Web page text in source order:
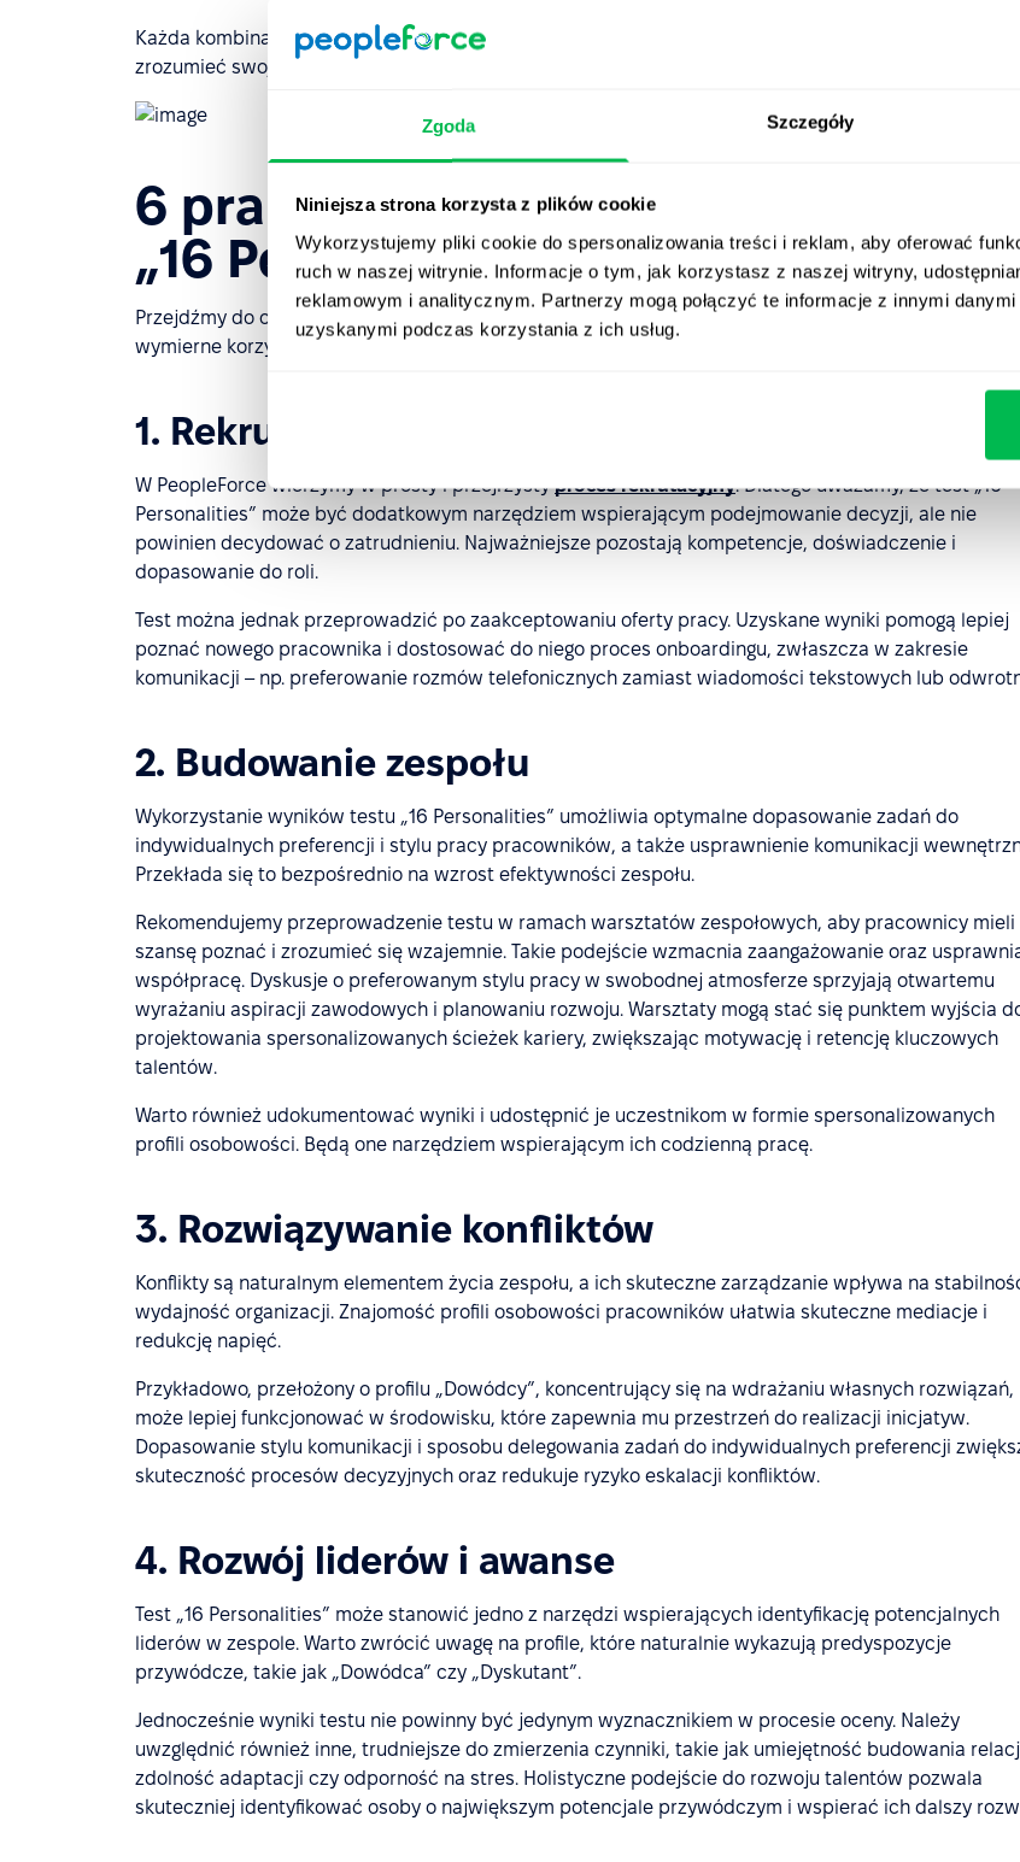
Zgoda Szczegóły
Niniejsza strona korzysta z plików cookie
Wykorzystujemy pliki cookie do spersonalizowania treści i reklam, aby oferować
ruch w naszej witrynie. Informacje o tym, jak korzystasz z naszej witryny,
reklamowym i analitycznym. Partnerzy mogą połączyć te informacje z innymi
uzyskanymi podczas korzystania z ich usług.
Każda kombinacja tych liter tworzy jeden z
zrozumieć swoje preferencje i sposób funkcjonowania.
6 praktycznych zastosowań testu
„16 Personalities” w HR
Przejdźmy do omówienia konkretnych obszarów, w których test „16 Personalities” może przynieść
wymierne korzyści działowi HR.
1. Rekrutacja
W PeopleForce wierzymy w prosty i przejrzystyproces rekrutacyjny. Dlatego uważamy, że test „16
Personalities” może być dodatkowym narzędziem wspierającym podejmowanie decyzji, ale nie
powinien decydować o zatrudnieniu. Najważniejsze pozostają kompetencje, doświadczenie i
dopasowanie do roli.
Test można jednak przeprowadzić po zaakceptowaniu oferty pracy. Uzyskane wyniki pomogą lepiej
poznać nowego pracownika i dostosować do niego proces onboardingu, zwłaszcza w zakresie
komunikacji – np. preferowanie rozmów telefonicznych zamiast wiadomości tekstowych lub
2. Budowanie zespołu
Wykorzystanie wyników testu „16 Personalities” umożliwia optymalne dopasowanie zadań do
indywidualnych preferencji i stylu pracy pracowników, a także usprawnienie komunikacji
Przekłada się to bezpośrednio na wzrost efektywności zespołu.
Rekomendujemy przeprowadzenie testu w ramach warsztatów zespołowych, aby pracownicy mieli
szansę poznać i zrozumieć się wzajemnie. Takie podejście wzmacnia zaangażowanie oraz
współpracę. Dyskusje o preferowanym stylu pracy w swobodnej atmosferze sprzyjają otwartemu
wyrażaniu aspiracji zawodowych i planowaniu rozwoju. Warsztaty mogą stać się punktem wyjścia
projektowania spersonalizowanych ścieżek kariery, zwiększając motywację i retencję kluczowych
talentów.
Warto również udokumentować wyniki i udostępnić je uczestnikom w formie spersonalizowanych
profili osobowości. Będą one narzędziem wspierającym ich codzienną pracę.
3. Rozwiązywanie konfliktów
Konflikty są naturalnym elementem życia zespołu, a ich skuteczne zarządzanie wpływa na
wydajność organizacji. Znajomość profili osobowości pracowników ułatwia skuteczne mediacje i
redukcję napięć.
Przykładowo, przełożony o profilu „Dowódcy”, koncentrujący się na wdrażaniu własnych rozwiązań,
może lepiej funkcjonować w środowisku, które zapewnia mu przestrzeń do realizacji inicjatyw.
Dopasowanie stylu komunikacji i sposobu delegowania zadań do indywidualnych preferencji
skuteczność procesów decyzyjnych oraz redukuje ryzyko eskalacji konfliktów.
4. Rozwój liderów i awanse
Test „16 Personalities” może stanowić jedno z narzędzi wspierających identyfikację potencjalnych
liderów w zespole. Warto zwrócić uwagę na profile, które naturalnie wykazują predyspozycje
przywódcze, takie jak „Dowódca” czy „Dyskutant”.
Jednocześnie wyniki testu nie powinny być jedynym wyznacznikiem w procesie oceny. Należy
uwzględnić również inne, trudniejsze do zmierzenia czynniki, takie jak umiejętność budowania
zdolność adaptacji czy odporność na stres. Holistyczne podejście do rozwoju talentów pozwala
skuteczniej identyfikować osoby o największym potencjale przywódczym i wspierać ich dalszy